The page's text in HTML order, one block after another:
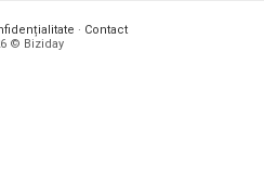
· Contact
© Biziday